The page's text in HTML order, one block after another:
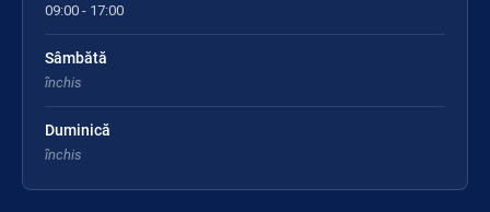
09:00 - 17:00
Sâmbătă
închis
Duminică
închis